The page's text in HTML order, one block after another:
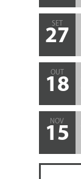
SET
27
OUT
18
NOV
15